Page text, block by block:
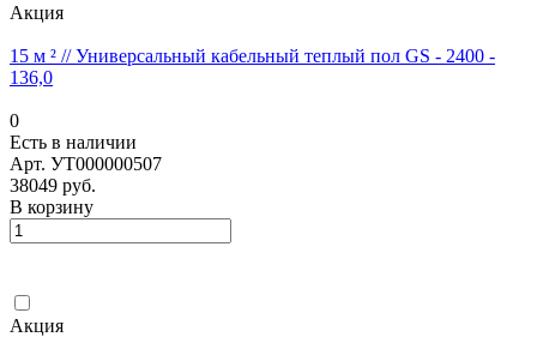
Акция
15 м ² // Универсальный кабельный теплый пол GS - 2400 -
136,0
0
Есть в наличии
Арт. УТ000000507
38049 руб.
В корзину
Акция